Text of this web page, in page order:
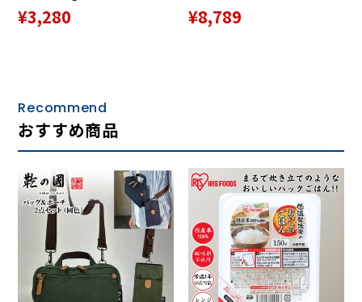
つま先と踵、両方にオリジナルの丸みをつけたローリングソ
ール設計。歩く動作に合わせて前方に靴底が転がるような感
【衝撃を和らげるミッドソール素材】
¥3,280 ¥8,789
Recommend
おすすめ商品